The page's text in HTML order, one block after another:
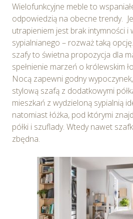
Wielofunkcyjne meble to
odpowiedzią na obecne trendy.
utrapieniem jest brak intymności i
sypialnianego – rozważ taką
szafy to świetna propozycja dla
spełnienie marzeń o królewskim
Nocą zapewni godny
stylową szafą z dodatkowymi
mieszkań z wydzieloną sypialnią
natomiast łóżka, pod którymi
półki i szuflady. Wtedy nawet
zbędna.